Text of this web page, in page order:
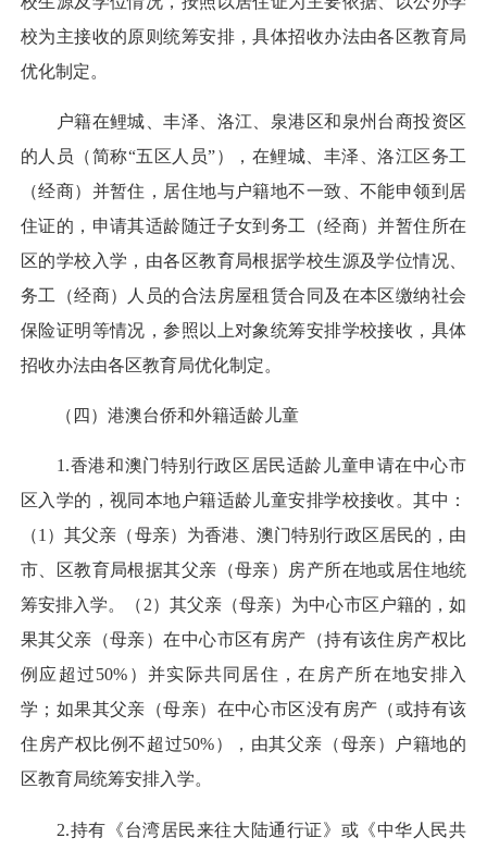
校为主接收的原则统筹安排，具体招收办法由各区教育局
优化制定。
户籍在鲤城、丰泽、洛江、泉港区和泉州台商投资区
的人员（简称“五区人员”），在鲤城、丰泽、洛江区务工
（经商）并暂住，居住地与户籍地不一致、不能申领到居
住证的，申请其适龄随迁子女到务工（经商）并暂住所在
区的学校入学，由各区教育局根据学校生源及学位情况、
务工（经商）人员的合法房屋租赁合同及在本区缴纳社会
保险证明等情况，参照以上对象统筹安排学校接收，具体
招收办法由各区教育局优化制定。
（四）港澳台侨和外籍适龄儿童
1.香港和澳门特别行政区居民适龄儿童申请在中心市
区入学的，视同本地户籍适龄儿童安排学校接收。其中：
（1）其父亲（母亲）为香港、澳门特别行政区居民的，由
市、区教育局根据其父亲（母亲）房产所在地或居住地统
筹安排入学。（2）其父亲（母亲）为中心市区户籍的，如
果其父亲（母亲）在中心市区有房产（持有该住房产权比
例应超过50%）并实际共同居住，在房产所在地安排入
学；如果其父亲（母亲）在中心市区没有房产（或持有该
住房产权比例不超过50%），由其父亲（母亲）户籍地的
区教育局统筹安排入学。
2.持有《台湾居民来往大陆通行证》或《中华人民共